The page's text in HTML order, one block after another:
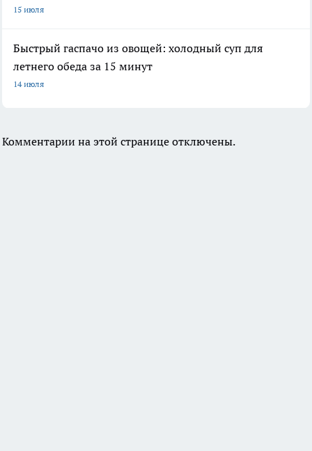
15 июля
Быстрый гаспачо из овощей: холодный суп для
летнего обеда за 15 минут
14 июля
Комментарии на этой странице отключены.